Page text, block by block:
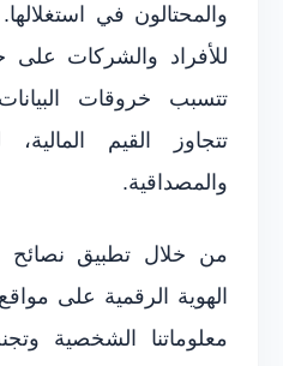
والمحتالون في
للأفراد والشركات
تتسبب خروقات
تتجاوز القيم
والمصداقية.
من خلال تطبيق
الهوية الرقمية على
معلوماتنا الشخصية